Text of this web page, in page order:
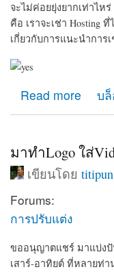
จะไม่ค่อยยุ่งยากเท่าไ
คือ เราจะเช่า Hosting
เกี่ยวกับการแนะนำการ
Read more
about เช่า hostingบ
มาทำLogo ใส่
เขียนโดย titipun
Forums:
การปรับแต่ง
ขออนุญาตแชร์ มาแบ่ง
เสาร์-อาทิยต์ ที่หลายท่า